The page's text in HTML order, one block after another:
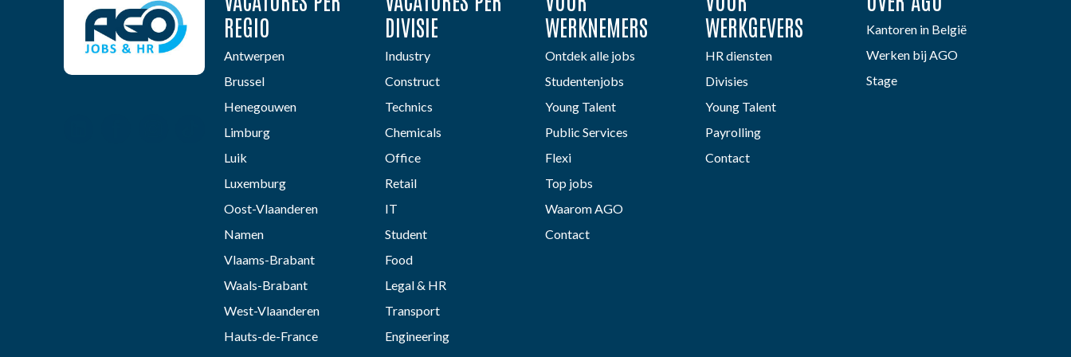
REGIO
Antwerpen
Brussel
Henegouwen
Limburg
Luik
Luxemburg
Oost-Vlaanderen
Namen
Vlaams-Brabant
Waals-Brabant
West-Vlaanderen
Hauts-de-France
DIVISIE
Industry
Construct
Technics
Chemicals
Office
Retail
IT
Student
Food
Legal & HR
Transport
Engineering
WERKNEMERS
Ontdek alle jobs
Studentenjobs
Young Talent
Public Services
Flexi
Top jobs
Waarom AGO
Contact
WERKGEVERS
HR diensten
Divisies
Young Talent
Payrolling
Contact
Kantoren in België
Werken bij AGO
Stage